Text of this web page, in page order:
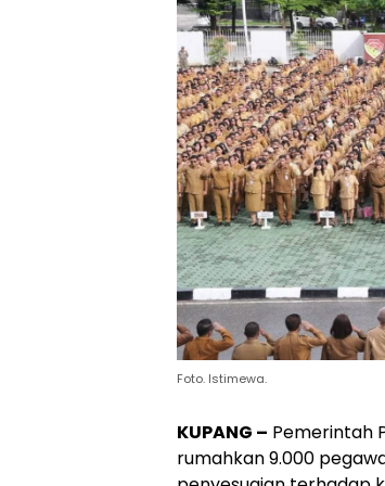
Foto. Istimewa.
KUPANG – Pemerintah
rumahkan 9.000